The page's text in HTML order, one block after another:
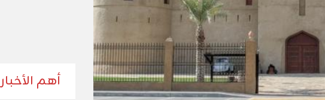
أهم الأخبار